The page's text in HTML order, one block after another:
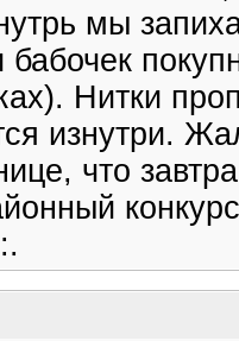
мы
Нитки
изнутри.
что